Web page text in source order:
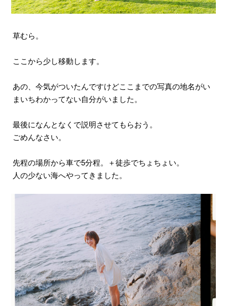
草むら。
ここから少し移動します。
あの、今気がついたんですけどここまでの写真の地名がい
まいちわかってない自分がいました。
最後になんとなくで説明させてもらおう。
ごめんなさい。
先程の場所から車で5分程。＋徒歩でちょちょい。
人の少ない海へやってきました。